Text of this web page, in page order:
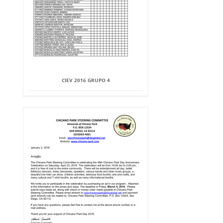
CIEV 2016 GRUPO 4